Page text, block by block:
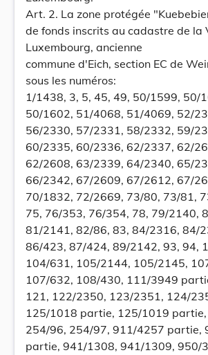
Art. 2. La zone protégée
de fonds inscrits au cadastre de la
Luxembourg, ancienne
commune d'Eich, section EC de
sous les numéros:
1/1438, 3, 5, 45, 49, 50/1599, 50/
50/1602, 51/4068, 51/4069, 52/
56/2330, 57/2331, 58/2332, 59/
60/2335, 60/2336, 62/2337, 62/
62/2608, 63/2339, 64/2340, 65/
66/2342, 67/2609, 67/2612, 67/
70/1832, 72/2669, 73/80, 73/81,
75, 76/353, 76/354, 78, 79/2140,
81/2141, 82/86, 83, 84/2316, 84/
86/423, 87/424, 89/2142, 93, 94,
104/631, 105/2144, 105/2145,
107/632, 108/430, 111/3949
121, 122/2350, 123/2351, 124/
125/1018 partie, 125/1019
254/96, 254/97, 911/4257 partie,
partie, 941/1308, 941/1309, 950/